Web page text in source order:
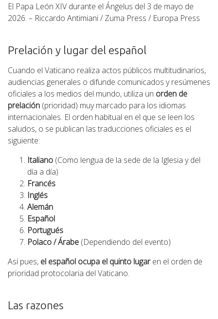
El Papa León XIV durante el Ángelus del 3 de mayo de
2026. – Riccardo Antimiani / Zuma Press / Europa Press
Prelación y lugar del español
Cuando el Vaticano realiza actos públicos multitudinarios,
audiencias generales o difunde comunicados y resúmenes
oficiales a los medios del mundo, utiliza un orden de
prelación (prioridad) muy marcado para los idiomas
internacionales. El orden habitual en el que se leen los
saludos, o se publican las traducciones oficiales es el
siguiente:
Italiano (Como lengua de la sede de la Iglesia y del
día a día)
Francés
Inglés
Alemán
Español
Portugués
Polaco / Árabe (Dependiendo del evento)
Así pues, el español ocupa el quinto lugaren el orden de
prioridad protocolaria del Vaticano.
Las razones